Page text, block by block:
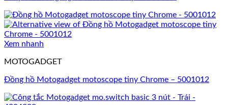
Xem nhanh
MOTOGADGET
Đồng hồ Motogadget motoscope tiny Chrome – 5001012